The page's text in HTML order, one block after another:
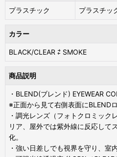
プラスチック プラスチッ
カラー
BLACK/CLEAR ⇄ SMOKE
商品説明
・BLEND(ブレンド) EYEWEAR
※正面から見て右側表面にBLEND
・調光レンズ（フォトクロミック
リア、屋外では紫外線に反応して
化。
・強い日差しでも視界を守り、室